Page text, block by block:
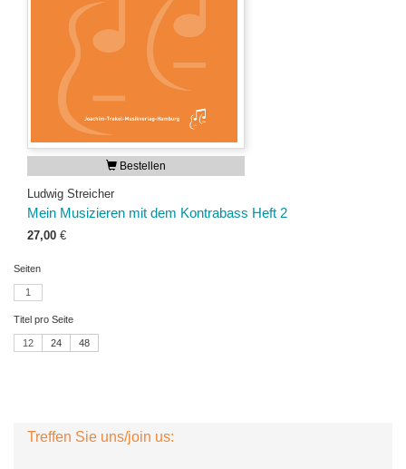
Bestellen
Ludwig Streicher
Mein Musizieren mit dem Kontrabass Heft 2
27,00 €
Seiten
1
Titel pro Seite
12 24 48
Treffen Sie uns/join us: